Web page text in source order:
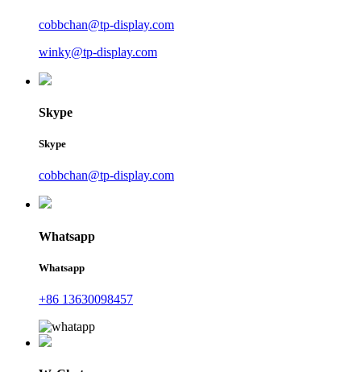
cobbchan@tp-display.com
winky@tp-display.com
Skype
Skype
cobbchan@tp-display.com
Whatsapp
Whatsapp
+86 13630098457